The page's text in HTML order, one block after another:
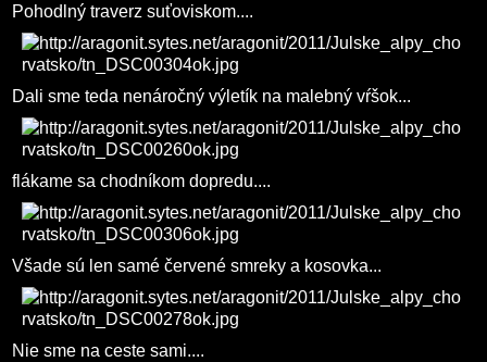
Pohodlný traverz suťoviskom....
Dali sme teda nenáročný výletík na malebný vŕšok...
flákame sa chodníkom dopredu....
Všade sú len samé červené smreky a kosovka...
Nie sme na ceste sami....